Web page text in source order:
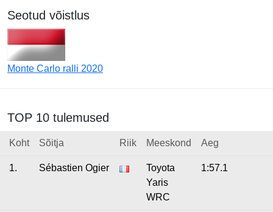
Seotud võistlus
Monte Carlo ralli 2020
TOP 10 tulemused
Koht Sõitja Riik Meeskond Aeg
1. Sébastien Ogier
Toyota
Yaris
WRC
1:57.1